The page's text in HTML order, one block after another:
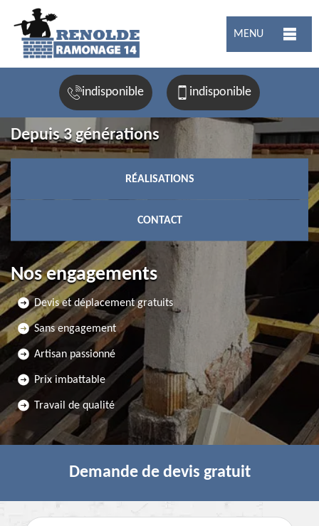
MENU
indisponible indisponible
Depuis 3 générations
RÉALISATIONS
CONTACT
Nos engagements
Devis et déplacement gratuits
Sans engagement
Artisan passionné
Prix imbattable
Travail de qualité
Demande de devis gratuit